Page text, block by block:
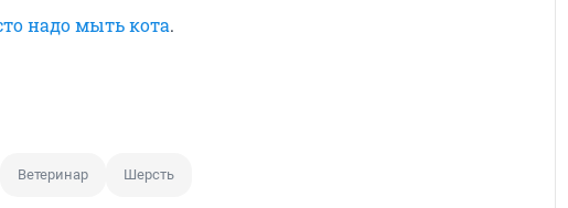
надо мыть кота.
Ветеринар Шерсть